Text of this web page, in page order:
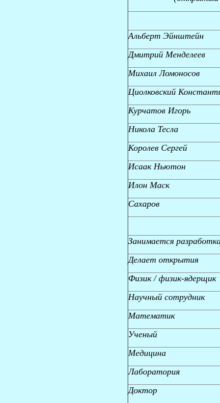
Альберт Эйнштейн
Дмитрий Менделеев
Михаил Ломоносов
Циолковский
Курчатов Игорь
Никола Тесла
Королев Сергей
Исаак Ньютон
Илон Маск
Сахаров
Занимается
Делает открытия
Физик / физик-ядерщик
Научный сотрудник
Математик
Ученый
Медицина
Лаборатория
Доктор